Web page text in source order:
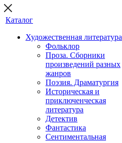
Каталог
Художественная литература
Фольклор
Проза. Сборники
произведений разных
жанров
Поэзия. Драматургия
Историческая и
приключенческая
литература
Детектив
Фантастика
Сентиментальная